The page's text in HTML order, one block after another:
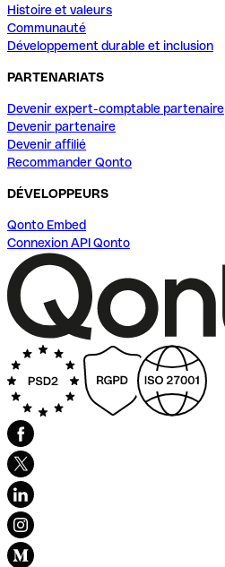
Histoire et valeurs
Communauté
Développement durable et inclusion
PARTENARIATS
Devenir expert-comptable partenaire
Devenir partenaire
Devenir affilié
Recommander Qonto
DÉVELOPPEURS
Qonto Embed
Connexion API Qonto